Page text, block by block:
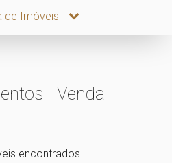
de Imóveis
- Venda
encontrados